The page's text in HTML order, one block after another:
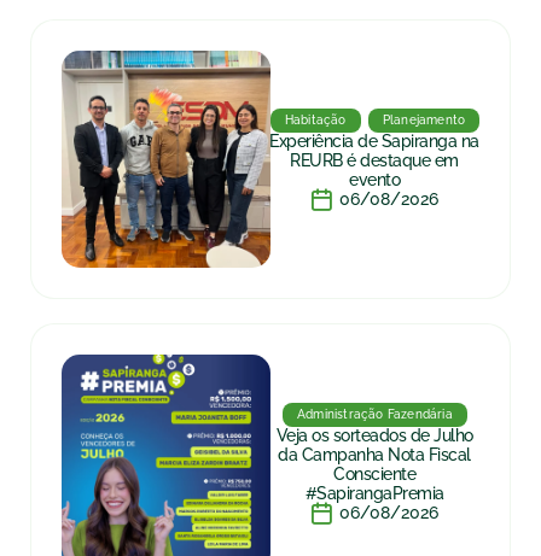
Habitação Planejamento
Experiência de Sapiranga na
REURB é destaque em
evento
06/08/2026
Administração Fazendária
Veja os sorteados de Julho
da Campanha Nota Fiscal
Consciente
#SapirangaPremia
06/08/2026